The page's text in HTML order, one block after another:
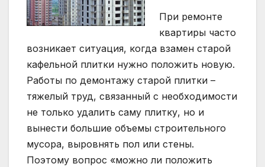
При ремонте
квартиры часто
возникает ситуация, когда взамен старой
кафельной плитки нужно положить новую.
Работы по демонтажу старой плитки –
тяжелый труд, связанный с необходимости
не только удалить саму плитку, но и
вынести большие объемы строительного
мусора, выровнять пол или стены.
Поэтому вопрос «можно ли положить